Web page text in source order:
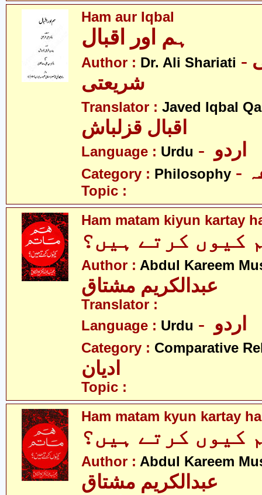
Ham aur Iqbal
ہم اور اقبال
Author : Dr. Ali Shariati - ڈاکٹر علی
شریعتی
Translator : Javed Iqbal
اقبال قزلباش
Language : Urdu
Category : Philosophy
Topic :
Ham matam kiyun kartay
کیوں کرتے ہیں؟
Author : Abdul Kareem
عبدالکریم مشتاق
Translator :
Language : Urdu
Category : Comparative
ادیان
Topic :
Ham matam kyun kartay
کیوں کرتے ہیں؟
Author : Abdul Kareem
عبدالکریم مشتاق